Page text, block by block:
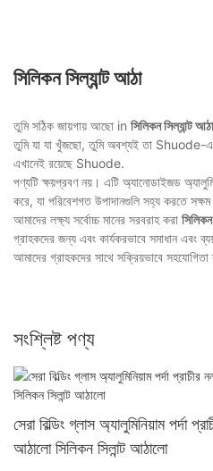
সিলিকন সিল্যান্ট আঠা
তুমি সঠিক জায়গায় আছো in সিলিকন সিল্যান্ট
তুমি যা যা খুঁজছো, তুমি অবশ্যই তা Shuode-এ
এখানেই রয়েছে Shuode.
পণ্যটি ক্ষয়প্রবণ নয়। এটি অ্যানোডাইজড
করে, যা পরিবেশগত উপাদানগুলি সহ্য করতে
আমাদের লক্ষ্য সর্বোচ্চ মানের সরবরাহ করা
গ্রাহকদের জন্য এবং কার্যকরভাবে সমাধান এবং
আমাদের গ্রাহকদের সাথে সক্রিয়ভাবে
সংশ্লিষ্ট পণ্য
সেরা বিল্ডিং গ্লাস অ্যালুমিনিয়াম পর্দা
আঠালো সিলিকন সিলান্ট আঠালো